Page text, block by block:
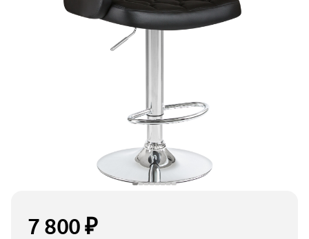
7 800 ₽